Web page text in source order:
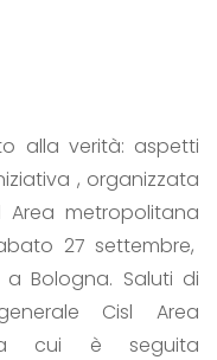
alla verità: aspetti
, organizzata
Area metropolitana
27 settembre,
Bologna. Saluti di
Cisl Area
a cui è seguita